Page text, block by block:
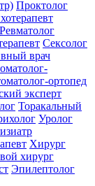
Проктолог
Ревматолог
Сексолог
врач
ортопед
эксперт
Торакальный
Уролог
Хирург
хирург
Эпилептолог